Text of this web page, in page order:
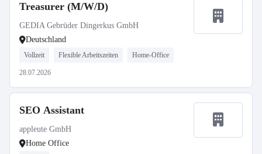
Treasurer (M/W/D)
GEDIA Gebrüder Dingerkus GmbH
Deutschland
Vollzeit Flexible Arbeitszeiten Home-Office
28.07.2026
SEO Assistant
appleute GmbH
Home Office